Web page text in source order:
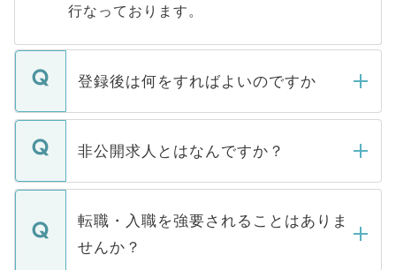
行なっております。
登録後は何をすればよいのですか
ご登録いただきましたら、弊社担当者がご
登録内容を確認し、その後メールもしくは
ます。通常、5営業日以内にはご連絡をせて
いただきますので、しばらくお待ちくださ
い。
非公開求人とはなんですか？
マイナビDOCTORで取り扱っている求人の
うち約3割は、Webサイトからご覧いただ
けない「非公開求人」です。非公開求人は
下記の理由によって、一般には公開してい
転職・入職を強要されることはありま
せんか？